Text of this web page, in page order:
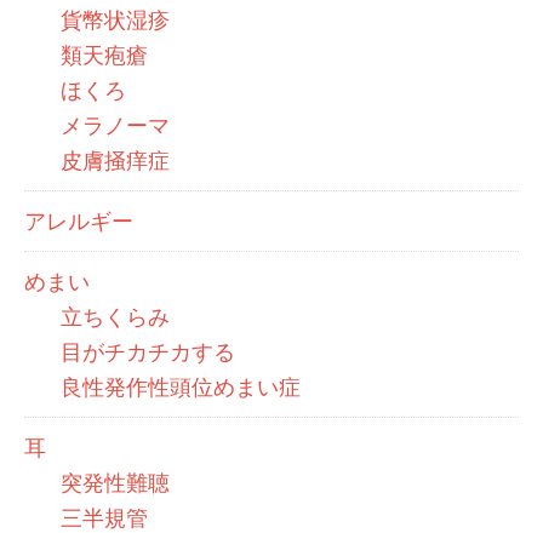
貨幣状湿疹
類天疱瘡
ほくろ
メラノーマ
皮膚掻痒症
アレルギー
めまい
立ちくらみ
目がチカチカする
良性発作性頭位めまい症
耳
突発性難聴
三半規管